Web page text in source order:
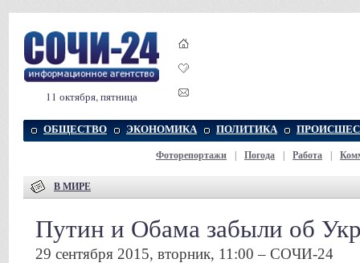
11 октября, пятница
ОБЩЕСТВО ЭКОНОМИКА ПОЛИТИКА
Фоторепортажи Погода Работа
В МИРЕ
Путин и Обама забыли об
29 сентября 2015, вторник, 11:00 – СОЧИ-24